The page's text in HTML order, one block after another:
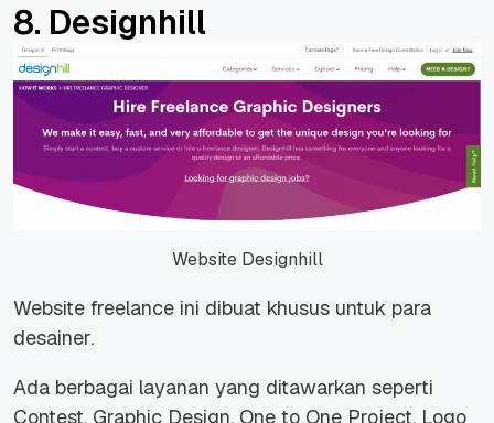
8. Designhill
Website Designhill
Website freelance ini dibuat khusus untuk para
desainer.
Ada berbagai layanan yang ditawarkan seperti
Contest, Graphic Design, One to One Project, Logo